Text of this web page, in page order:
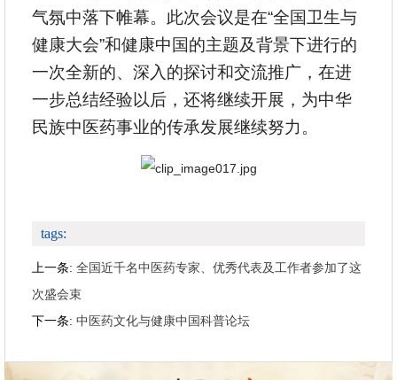
气氛中落下帷幕。此次会议是在“全国卫生与
健康大会”和健康中国的主题及背景下进行的
一次全新的、深入的探讨和交流推广，在进
一步总结经验以后，还将继续开展，为中华
民族中医药事业的传承发展继续努力。
tags:
上一条: 全国近千名中医药专家、优秀代表及工作者参加了这
次盛会束
下一条: 中医药文化与健康中国科普论坛